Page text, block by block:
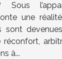
Sous
une
sont
à...